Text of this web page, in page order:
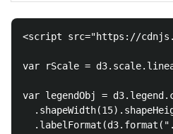
<script src="https://
var rScale =
var legendObj =